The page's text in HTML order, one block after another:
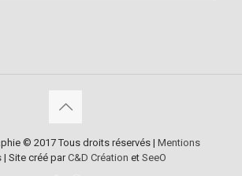
© 2017 Tous droits réservés | Mentions
| Site créé parC&D Création et SeeO